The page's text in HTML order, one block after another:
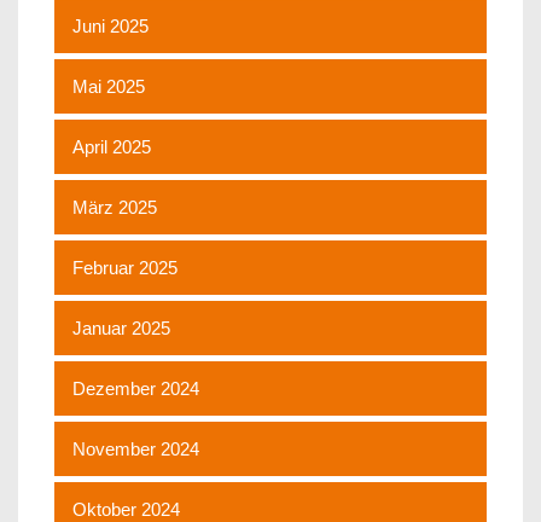
Juni 2025
Mai 2025
April 2025
März 2025
Februar 2025
Januar 2025
Dezember 2024
November 2024
Oktober 2024